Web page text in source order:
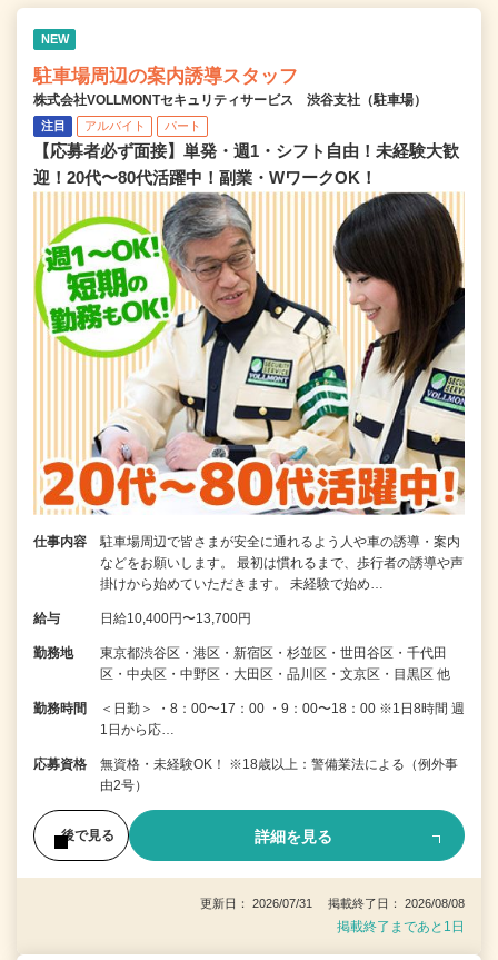
NEW
駐車場周辺の案内誘導スタッフ
株式会社VOLLMONTセキュリティサービス 渋谷支社（駐車場）
注目 アルバイト パート
【応募者必ず面接】単発・週1・シフト自由！未経験大歓
迎！20代〜80代活躍中！副業・WワークOK！
仕事内容
駐車場周辺で皆さまが安全に通れるよう人や車の誘導・案内
などをお願いします。 最初は慣れるまで、歩行者の誘導や声
掛けから始めていただきます。 未経験で始め…
給与 日給10,400円〜13,700円
勤務地
東京都渋谷区・港区・新宿区・杉並区・世田谷区・千代田
区・中央区・中野区・大田区・品川区・文京区・目黒区 他
勤務時間
＜日勤＞ ・8：00〜17：00 ・9：00〜18：00 ※1日8時間 週
1日から応…
応募資格
無資格・未経験OK！ ※18歳以上：警備業法による（例外事
由2号）
後で見る 詳細を見る
更新日： 2026/07/31 掲載終了日： 2026/08/08
掲載終了まであと1日